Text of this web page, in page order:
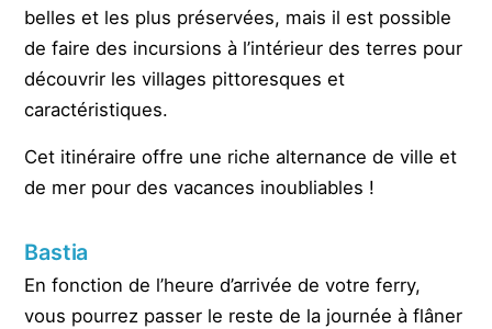
belles et les plus préservées, mais il est possible
de faire des incursions à l’intérieur des terres pour
découvrir les villages pittoresques et
caractéristiques.
Cet itinéraire offre une riche alternance de ville et
de mer pour des vacances inoubliables !
Bastia
En fonction de l’heure d’arrivée de votre ferry,
vous pourrez passer le reste de la journée à flâner